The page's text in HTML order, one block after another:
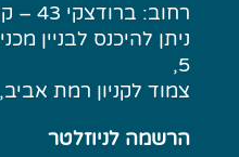
רחוב: ברודצקי 43 – קומה 5,
ניתן להיכנס לבניין
5,
צמוד לקניון רמת אביב, תל
הרשמה לניוזלטר